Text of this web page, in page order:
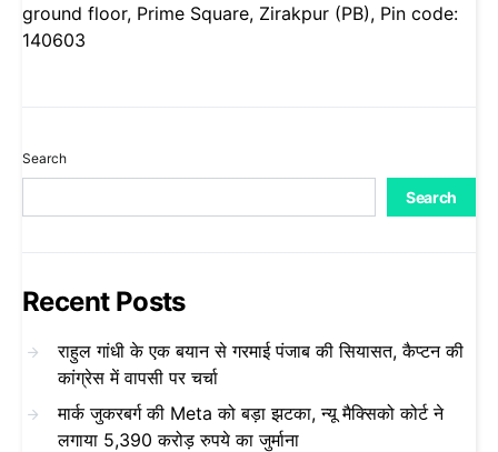
ground floor, Prime Square, Zirakpur (PB), Pin code:
140603
Search
Search
Recent Posts
राहुल गांधी के एक बयान से गरमाई पंजाब की सियासत, कैप्टन की
कांग्रेस में वापसी पर चर्चा
मार्क जुकरबर्ग की Meta को बड़ा झटका, न्यू मैक्सिको कोर्ट ने
लगाया 5,390 करोड़ रुपये का जुर्माना